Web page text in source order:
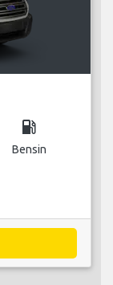
local_gas_station
Bensin